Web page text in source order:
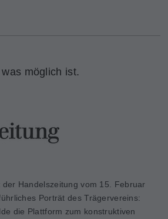
möglich ist.
Handelszeitung vom 15. Februar
Porträt des Trägervereins:
die Plattform zum konstruktiven